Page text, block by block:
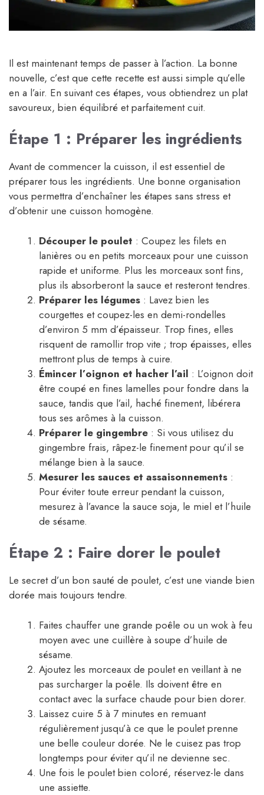
Il est maintenant temps de passer à l’action. La bonne
nouvelle, c’est que cette recette est aussi simple qu’elle
en a l’air. En suivant ces étapes, vous obtiendrez un plat
savoureux, bien équilibré et parfaitement cuit.
Étape 1 : Préparer les ingrédients
Avant de commencer la cuisson, il est essentiel de
préparer tous les ingrédients. Une bonne organisation
vous permettra d’enchaîner les étapes sans stress et
d’obtenir une cuisson homogène.
Découper le poulet : Coupez les filets en
lanières ou en petits morceaux pour une cuisson
rapide et uniforme. Plus les morceaux sont fins,
plus ils absorberont la sauce et resteront tendres.
Préparer les légumes : Lavez bien les
courgettes et coupez-les en demi-rondelles
d’environ 5 mm d’épaisseur. Trop fines, elles
risquent de ramollir trop vite ; trop épaisses, elles
mettront plus de temps à cuire.
Émincer l’oignon et hacher l’ail : L’oignon doit
être coupé en fines lamelles pour fondre dans la
sauce, tandis que l’ail, haché finement, libérera
tous ses arômes à la cuisson.
Préparer le gingembre : Si vous utilisez du
gingembre frais, râpez-le finement pour qu’il se
mélange bien à la sauce.
Mesurer les sauces et assaisonnements :
Pour éviter toute erreur pendant la cuisson,
mesurez à l’avance la sauce soja, le miel et l’huile
de sésame.
Étape 2 : Faire dorer le poulet
Le secret d’un bon sauté de poulet, c’est une viande bien
dorée mais toujours tendre.
Faites chauffer une grande poêle ou un wok à feu
moyen avec une cuillère à soupe d’huile de
sésame.
Ajoutez les morceaux de poulet en veillant à ne
pas surcharger la poêle. Ils doivent être en
contact avec la surface chaude pour bien dorer.
Laissez cuire 5 à 7 minutes en remuant
régulièrement jusqu’à ce que le poulet prenne
une belle couleur dorée. Ne le cuisez pas trop
longtemps pour éviter qu’il ne devienne sec.
Une fois le poulet bien coloré, réservez-le dans
une assiette.